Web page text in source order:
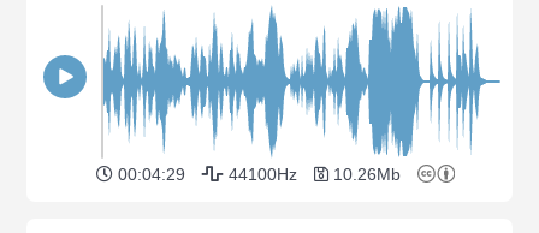
00:04:29 44100Hz 10.26Mb